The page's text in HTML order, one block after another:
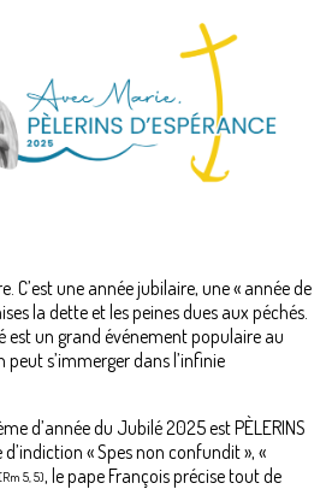
C’est une année jubilaire, une « année de
la dette et les peines dues aux péchés.
est un grand événement populaire au
s’immerger dans l’infinie
d’année du Jubilé 2025 est PÈLERINS
d’indiction « Spes non confundit », «
(Rm 5, 5), le pape François précise tout de